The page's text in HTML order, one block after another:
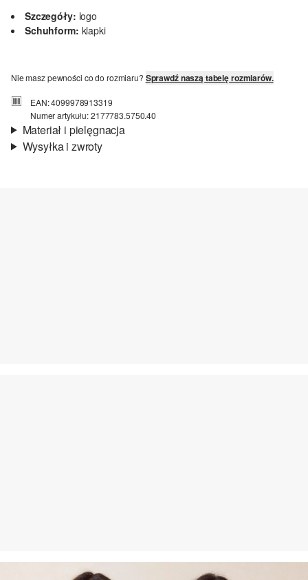
Szczegóły: logo
Schuhform: klapki
Nie masz pewności co do rozmiaru? Sprawdź naszą tabelę rozmiarów.
EAN: 4099978913319
Numer artykułu: 2177783.5750.40
Materiał i pielęgnacja
Wysyłka i zwroty